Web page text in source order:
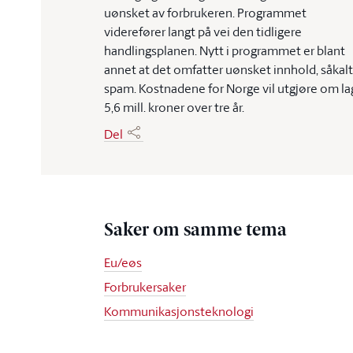
uønsket av forbrukeren. Programmet
viderefører langt på vei den tidligere
handlingsplanen. Nytt i programmet er blant
annet at det omfatter uønsket innhold, såkalt
spam. Kostnadene for Norge vil utgjøre om
5,6 mill. kroner over tre år.
Del
Saker om samme tema
Eu/eøs
Forbrukersaker
Kommunikasjonsteknologi